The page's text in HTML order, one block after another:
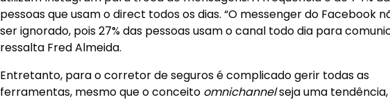
Qual a importância da internet no
mercado de seguros?